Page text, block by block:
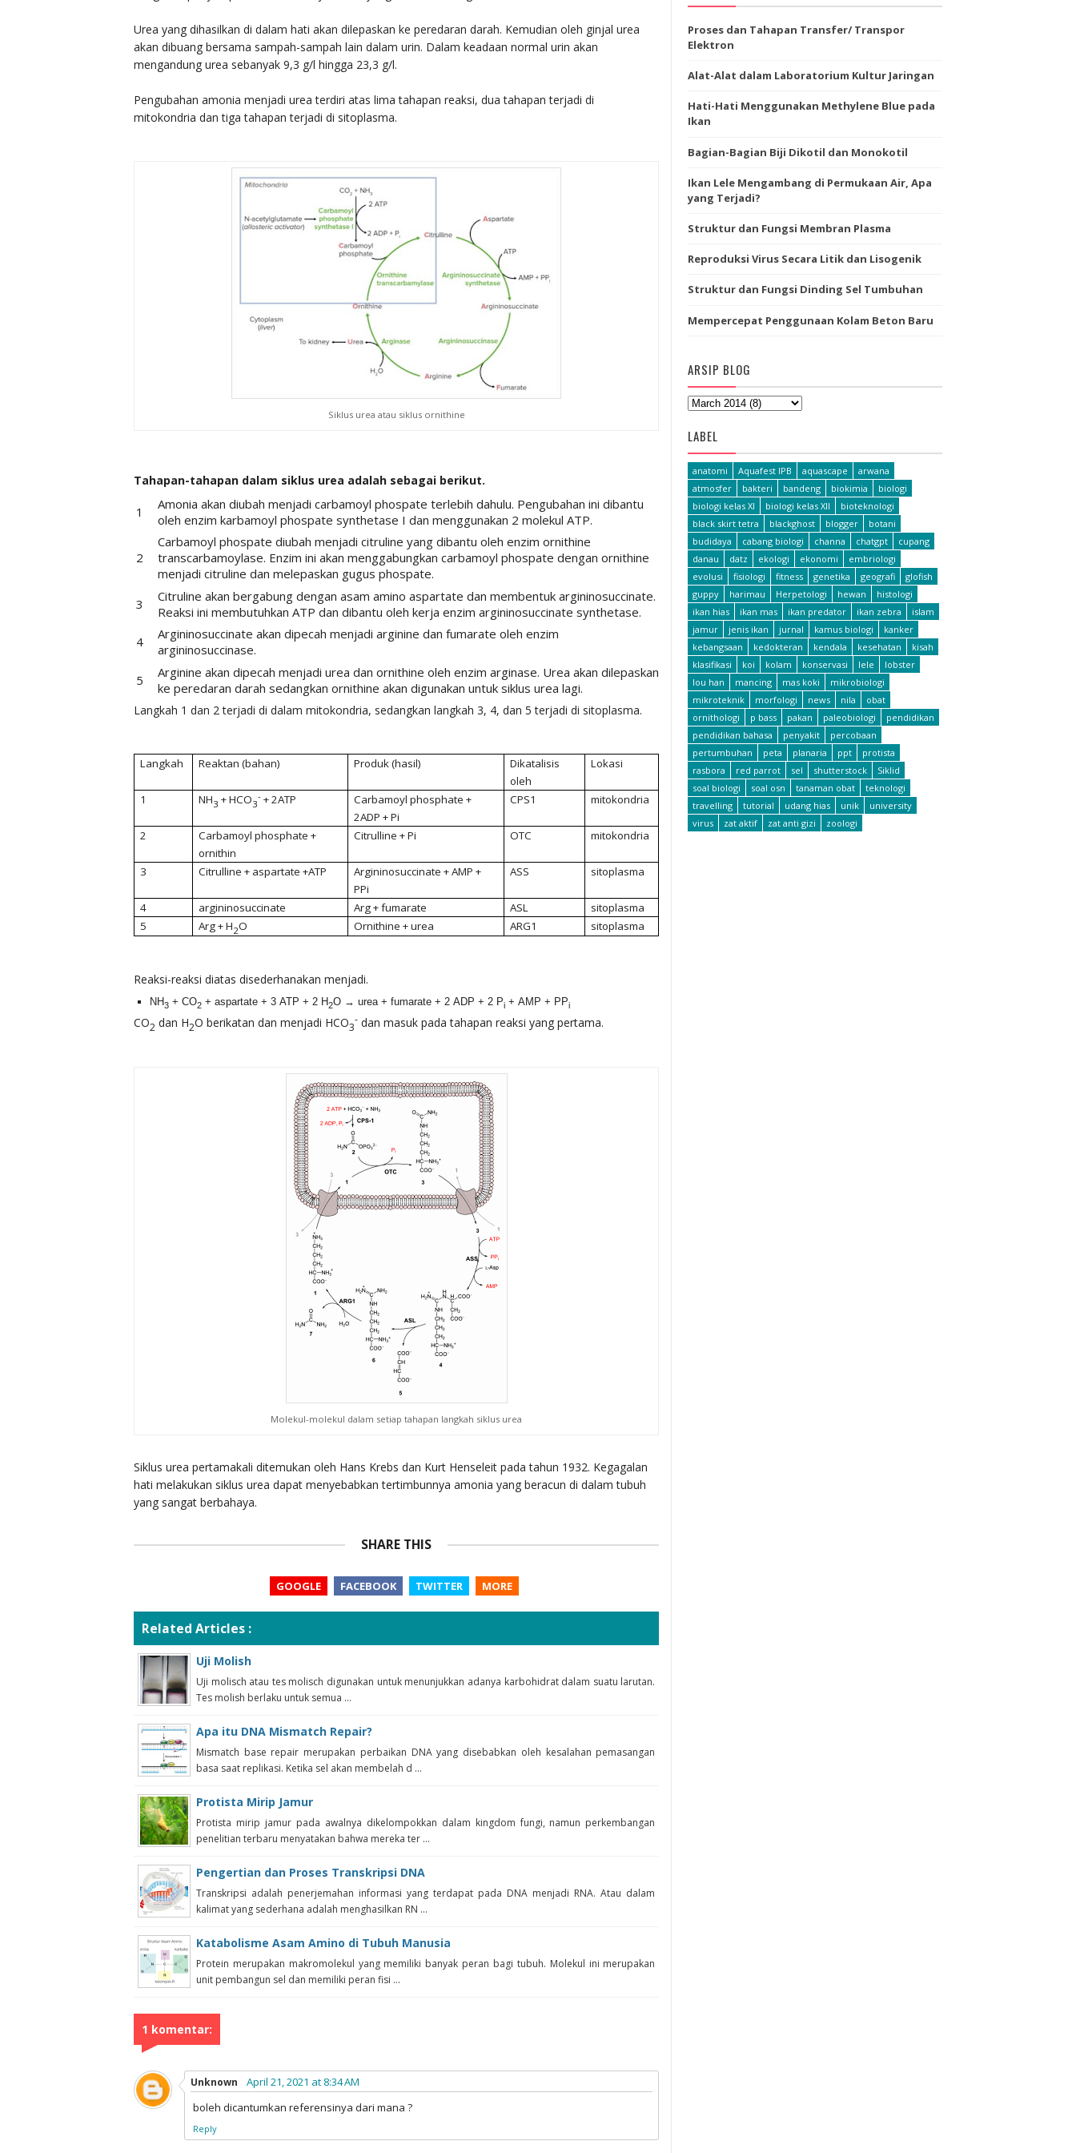
Urea yang dihasilkan di dalam hati akan dilepaskan ke peredaran darah. Kemudian oleh ginjal urea
akan dibuang bersama sampah-sampah lain dalam urin. Dalam keadaan normal urin akan
mengandung urea sebanyak 9,3 g/l hingga 23,3 g/l.
Pengubahan amonia menjadi urea terdiri atas lima tahapan reaksi, dua tahapan terjadi di
mitokondria dan tiga tahapan terjadi di sitoplasma.
Siklus urea atau siklus ornithine
Tahapan-tahapan dalam siklus urea adalah sebagai berikut.
Amonia akan diubah menjadi carbamoyl phospate terlebih dahulu. Pengubahan ini dibantu
oleh enzim karbamoyl phospate synthetase I dan menggunakan 2 molekul ATP.
Carbamoyl phospate diubah menjadi citruline yang dibantu oleh enzim ornithine
transcarbamoylase. Enzim ini akan menggabungkan carbamoyl phospate dengan ornithine
menjadi citruline dan melepaskan gugus phospate.
Citruline akan bergabung dengan asam amino aspartate dan membentuk argininosuccinate.
Reaksi ini membutuhkan ATP dan dibantu oleh kerja enzim argininosuccinate synthetase.
Argininosuccinate akan dipecah menjadi arginine dan fumarate oleh enzim
argininosuccinase.
Arginine akan dipecah menjadi urea dan ornithine oleh enzim arginase. Urea akan dilepaskan
ke peredaran darah sedangkan ornithine akan digunakan untuk siklus urea lagi.
Langkah 1 dan 2 terjadi di dalam mitokondria, sedangkan langkah 3, 4, dan 5 terjadi di sitoplasma.
Langkah Reaktan (bahan) Produk (hasil)
Dikatalisis
oleh
Lokasi
1 NH3 + HCO3
- + 2ATP
Carbamoyl phosphate +
2ADP + Pi
CPS1 mitokondria
2
Carbamoyl phosphate +
ornithin
Citrulline + Pi OTC mitokondria
3 Citrulline + aspartate +ATP
Argininosuccinate + AMP +
PPi
ASS sitoplasma
4 argininosuccinate Arg + fumarate ASL
sitoplasma
5
Arg + H2O Ornithine + urea ARG1 sitoplasma
Reaksi-reaksi diatas disederhanakan menjadi.
NH3+ CO2+ aspartate + 3 ATP + 2 H2O → urea + fumarate + 2 ADP + 2 Pi+ AMP + PPi
CO2 dan H2O berikatan dan menjadi HCO3
- dan masuk pada tahapan reaksi yang pertama.
Molekul-molekul dalam setiap tahapan langkah siklus urea
Siklus urea pertamakali ditemukan oleh Hans Krebs dan Kurt Henseleit pada tahun 1932. Kegagalan
hati melakukan siklus urea dapat menyebabkan tertimbunnya amonia yang beracun di dalam tubuh
yang sangat berbahaya.
SHARE THIS
GOOGLE FACEBOOK TWITTER MORE
Related Articles :
Uji Molish
Uji molisch atau tes molisch digunakan untuk menunjukkan adanya karbohidrat dalam suatu larutan.
Tes molish berlaku untuk semua ...
Apa itu DNA Mismatch Repair?
Mismatch base repair merupakan perbaikan DNA yang disebabkan oleh kesalahan pemasangan
basa saat replikasi. Ketika sel akan membelah d ...
Protista Mirip Jamur
Protista mirip jamur pada awalnya dikelompokkan dalam kingdom fungi, namun perkembangan
penelitian terbaru menyatakan bahwa mereka ter ...
Pengertian dan Proses Transkripsi DNA
Transkripsi adalah penerjemahan informasi yang terdapat pada DNA menjadi RNA. Atau dalam
kalimat yang sederhana adalah menghasilkan RN ...
Katabolisme Asam Amino di Tubuh Manusia
Protein merupakan makromolekul yang memiliki banyak peran bagi tubuh. Molekul ini merupakan
unit pembangun sel dan memiliki peran fisi ...
1 komentar:
Unknown
April 21, 2021 at 8:34 AM
boleh dicantumkan referensinya dari mana ?
Reply
Proses dan Tahapan Transfer/ Transpor
Elektron
Alat-Alat dalam Laboratorium Kultur Jaringan
Hati-Hati Menggunakan Methylene Blue pada
Ikan
Bagian-Bagian Biji Dikotil dan Monokotil
Ikan Lele Mengambang di Permukaan Air, Apa
yang Terjadi?
Struktur dan Fungsi Membran Plasma
Reproduksi Virus Secara Litik dan Lisogenik
Struktur dan Fungsi Dinding Sel Tumbuhan
Mempercepat Penggunaan Kolam Beton Baru
ARSIP BLOG
LABEL
anatomi Aquafest IPB aquascape
arwana
atmosfer
bakteri bandeng biokimia
biologi
biologi kelas XI
biologi kelas XII
bioteknologi
black skirt tetra
blackghost blogger
botani
budidaya
cabang biologi channa chatgpt
cupang
danau
datz ekologi ekonomi
embriologi
evolusi
fisiologi fitness genetika geografi
glofish
guppy
harimau Herpetologi hewan
histologi
ikan hias
ikan mas ikan predator ikan zebra
islam
jamur
jenis ikan jurnal kamus biologi
kanker
kebangsaan
kedokteran kendala kesehatan
kisah
klasifikasi
koi kolam konservasi lele
lobster
lou han
mancing mas koki
mikrobiologi
mikroteknik
morfologi news nila
obat
ornithologi
p bass pakan paleobiologi
pendidikan
pendidikan bahasa
penyakit
percobaan
pertumbuhan
peta planaria ppt
protista
rasbora
red parrot sel shutterstock
Siklid
soal biologi
soal osn tanaman obat
teknologi
travelling
tutorial udang hias unik
university
virus
zat aktif zat anti gizi zoologi